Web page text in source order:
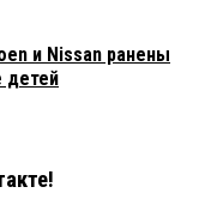
и Nissan ранены
детей